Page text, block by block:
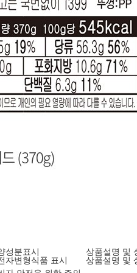
성분표시
상품설명 및
자변형식품 표시
상품설명 및